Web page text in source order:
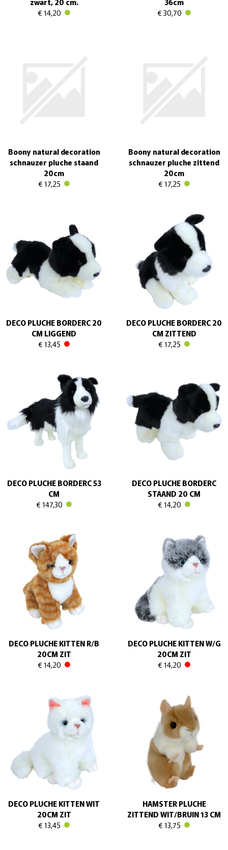
€ 14,20
€ 30,70
Boony natural decoration
schnauzer pluche staand
20cm
€ 17,25
Boony natural decoration
schnauzer pluche zittend
20cm
€ 17,25
DECO PLUCHE BORDERC 20
CM LIGGEND
€ 13,45
DECO PLUCHE BORDERC 20
CM ZITTEND
€ 17,25
DECO PLUCHE BORDERC 53
CM
€ 147,30
DECO PLUCHE BORDERC
STAAND 20 CM
€ 14,20
DECO PLUCHE KITTEN R/B
20CM ZIT
€ 14,20
DECO PLUCHE KITTEN W/G
20CM ZIT
€ 14,20
DECO PLUCHE KITTEN WIT
20CM ZIT
€ 13,45
HAMSTER PLUCHE
ZITTEND WIT/BRUIN 13 CM
€ 13,75